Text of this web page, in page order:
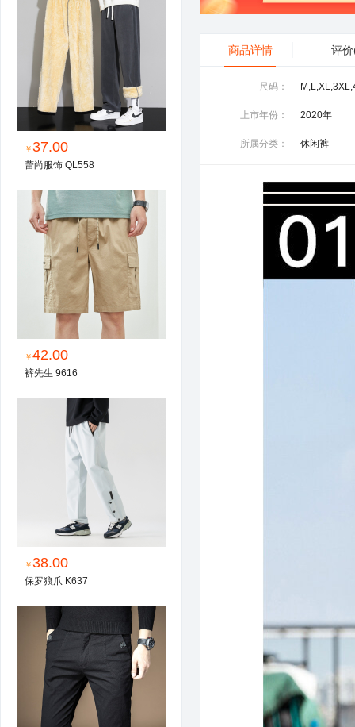
￥37.00
蕾尚服饰 QL558
￥42.00
裤先生 9616
￥38.00
保罗狼爪 K637
商品详情 评价
尺码：
上市年份： 2020年
所属分类： 休闲裤